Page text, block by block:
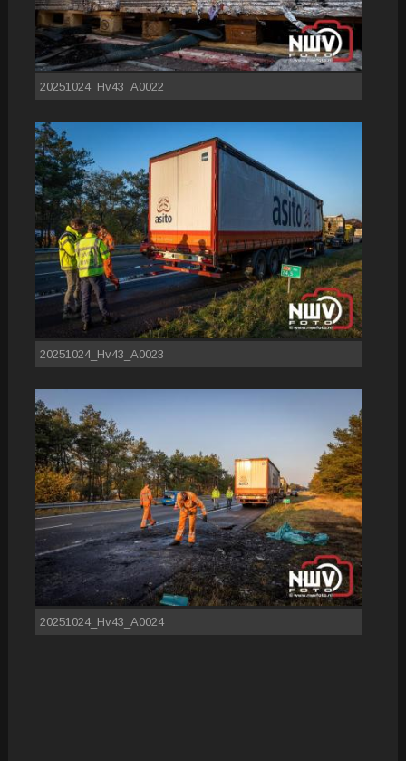
20251024_Hv43_A0022
20251024_Hv43_A0023
20251024_Hv43_A0024